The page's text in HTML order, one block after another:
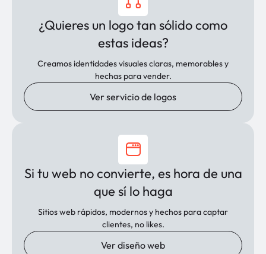
¿Quieres un logo tan sólido como
estas ideas?
Creamos identidades visuales claras, memorables y
hechas para vender.
Ver servicio de logos
Si tu web no convierte, es hora de una
que sí lo haga
Sitios web rápidos, modernos y hechos para captar
clientes, no likes.
Ver diseño web